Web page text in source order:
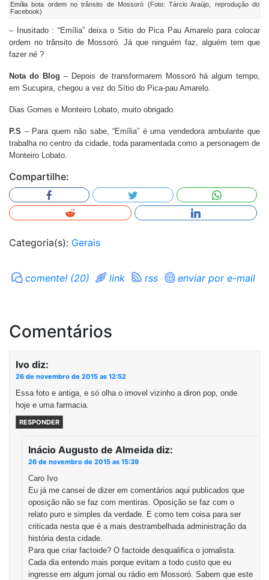
Emília bota ordem no trânsito de Mossoró (Foto: Tárcio Araújo, reprodução do
Facebook)
– Inusitado : “Emília” deixa o Sitio do Pica Pau Amarelo para colocar
ordem no trânsito de Mossoró. Já que ninguém faz, alguém tem que
fazer né ?
Nota do Blog – Depois de transformarem Mossoró há algum tempo,
em Sucupira, chegou a vez do Sítio do Pica-pau Amarelo.
Dias Gomes e Monteiro Lobato, muito obrigado.
P.S – Para quem não sabe, “Emília” é uma vendedora ambulante que
trabalha no centro da cidade, toda paramentada como a personagem de
Monteiro Lobato.
Compartilhe:
Categoria(s): Gerais
comente! (20) link rss enviar por e-mail
Comentários
Ivo diz:
26 de novembro de 2015 as 12:52
Essa foto e antiga, e só olha o imovel vizinho a diron pop, onde
hoje e uma farmacia.
RESPONDER
Inácio Augusto de Almeida diz:
26 de novembro de 2015 as 15:39
Caro Ivo
Eu já me cansei de dizer em comentários aqui publicados que
oposição não se faz com mentiras. Oposição se faz com o
relato puro e simples da verdade. E como tem coisa para ser
criticada nesta que é a mais destrambelhada administração da
história desta cidade.
Para que criar factoide? O factoide desqualifica o jornalista.
Cada dia entendo mais porque evitam a todo custo que eu
ingresse em algum jornal ou rádio em Mossoró. Sabem que este